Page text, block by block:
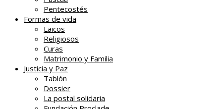
Pentecostés
Formas de vida
Laicos
Religiosos
Curas
Matrimonio y Familia
Justicia y Paz
Tablón
Dossier
La postal solidaria